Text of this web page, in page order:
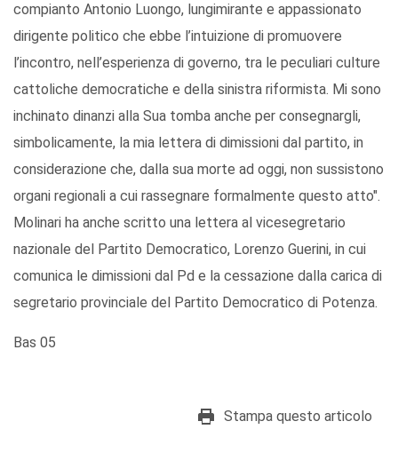
compianto Antonio Luongo, lungimirante e appassionato
dirigente politico che ebbe l’intuizione di promuovere
l’incontro, nell’esperienza di governo, tra le peculiari culture
cattoliche democratiche e della sinistra riformista. Mi sono
inchinato dinanzi alla Sua tomba anche per consegnargli,
simbolicamente, la mia lettera di dimissioni dal partito, in
considerazione che, dalla sua morte ad oggi, non sussistono
organi regionali a cui rassegnare formalmente questo atto".
Molinari ha anche scritto una lettera al vicesegretario
nazionale del Partito Democratico, Lorenzo Guerini, in cui
comunica le dimissioni dal Pd e la cessazione dalla carica di
segretario provinciale del Partito Democratico di Potenza.
Bas 05
Stampa questo articolo